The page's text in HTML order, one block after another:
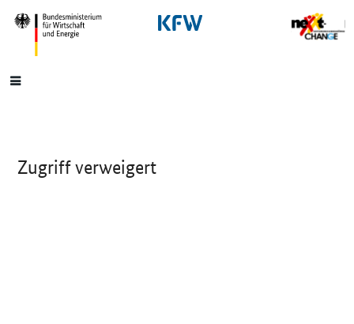
SrOnlyNavigation
Hauptmenü
Zugriff verweigert